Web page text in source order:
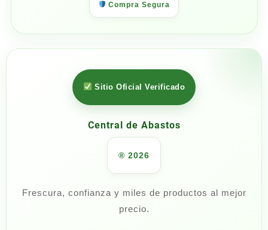
Compra Segura
Sitio Oficial Verificado
Central de Abastos
® 2026
Frescura, confianza y miles de productos al mejor
precio.